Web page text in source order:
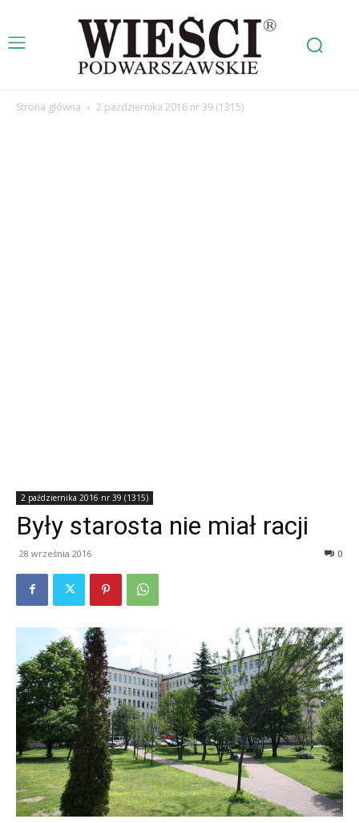
Strona główna 2 października 2016 nr 39 (1315)
2 października 2016 nr 39 (1315)
Były starosta nie miał racji
28 września 2016 0